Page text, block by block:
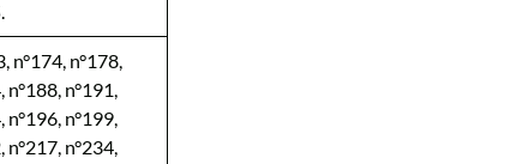
n°174, n°178,
n°188, n°191,
n°196, n°199,
n°217, n°234,